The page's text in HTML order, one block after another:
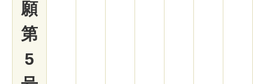
願
第
5